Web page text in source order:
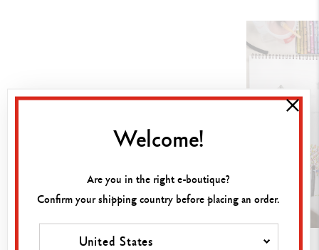
con la punta per i dettagli
impregnazioni e stesure di colore, applicazioni con le dita, diversi
INDICAZIONI LEGALI
Welcome!
Are you in the right e-boutique?
Confirm your shipping country before placing an order.
United States